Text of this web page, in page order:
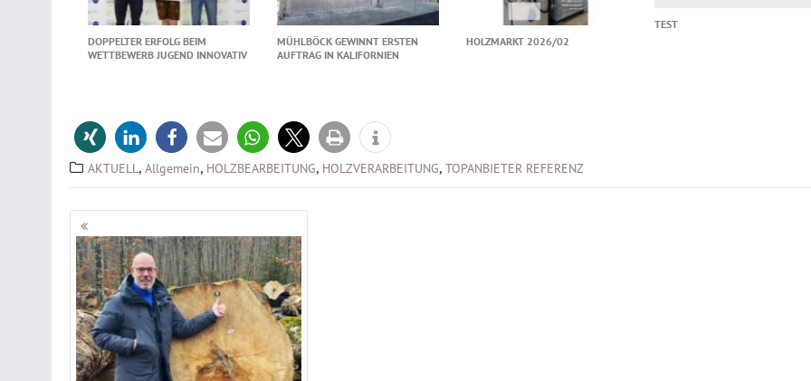
DOPPELTER ERFOLG BEIM
WETTBEWERB JUGEND INNOVATIV
MÜHLBÖCK GEWINNT ERSTEN
AUFTRAG IN KALIFORNIEN
HOLZMARKT 2026/02
TEST
AKTUELL, Allgemein, HOLZBEARBEITUNG, HOLZVERARBEITUNG, TOPANBIETER REFERENZ
Beitragsnavigation